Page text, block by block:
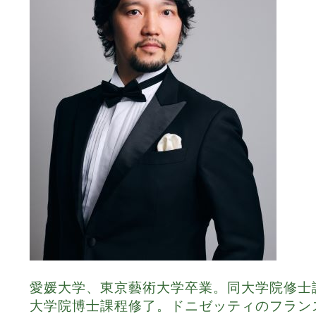
愛媛大学、東京藝術大学卒業。同大学院修
大学院博士課程修了。ドニゼッティのフラ